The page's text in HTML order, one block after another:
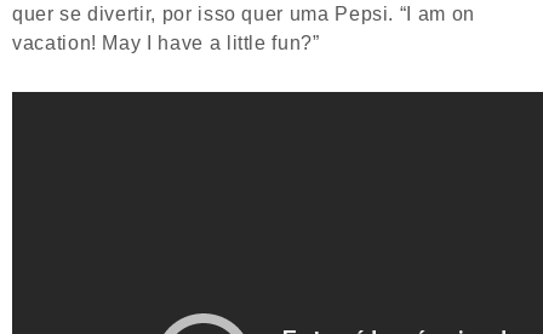
quer se divertir, por isso quer uma Pepsi. “I am on
vacation! May I have a little fun?”